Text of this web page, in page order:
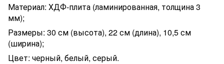
Материал: ХДФ-плита (ламинированная, толщина 3
мм);
Размеры: 30 см (высота), 22 см (длина), 10,5 см
(ширина);
Цвет: черный, белый, серый.